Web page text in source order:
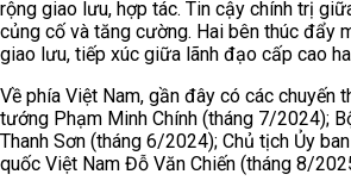
rộng giao lưu, hợp tác. Tin cậy chính trị
củng cố và tăng cường. Hai bên thúc đẩy
giao lưu, tiếp xúc giữa lãnh đạo cấp cao
Về phía Việt Nam, gần đây có các chuyến
tướng Phạm Minh Chính (tháng 7/2024);
Thanh Sơn (tháng 6/2024); Chủ tịch Ủy
quốc Việt Nam Đỗ Văn Chiến (tháng 8/